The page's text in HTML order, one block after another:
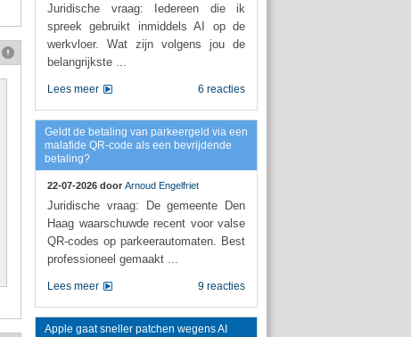
Juridische vraag: Iedereen die ik
spreek gebruikt inmiddels AI op de
werkvloer. Wat zijn volgens jou de
belangrijkste ...
6 reacties
Lees meer
Geldt de betaling van parkeergeld via een
malafide QR-code als een bevrijdende
betaling?
22-07-2026 door Arnoud Engelfriet
Juridische vraag: De gemeente Den
Haag waarschuwde recent voor valse
QR-codes op parkeerautomaten. Best
professioneel gemaakt ...
9 reacties
Lees meer
Apple gaat sneller patchen wegens AI